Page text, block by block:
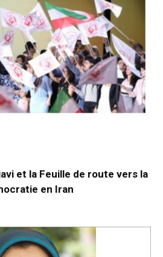
et la Feuille de route vers la
en Iran